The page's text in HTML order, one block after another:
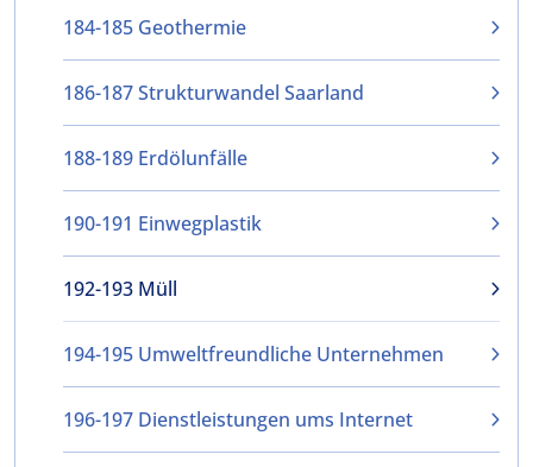
184-185 Geothermie
186-187 Strukturwandel Saarland
188-189 Erdölunfälle
190-191 Einwegplastik
192-193 Müll
194-195 Umweltfreundliche Unternehmen
196-197 Dienstleistungen ums Internet